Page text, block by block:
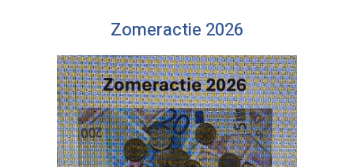
Zomeractie 2026